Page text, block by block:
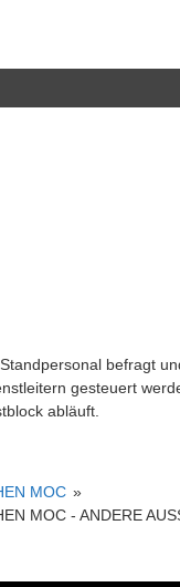
befragt
gesteuert
abläuft.
MOC »
MOC - ANDERE